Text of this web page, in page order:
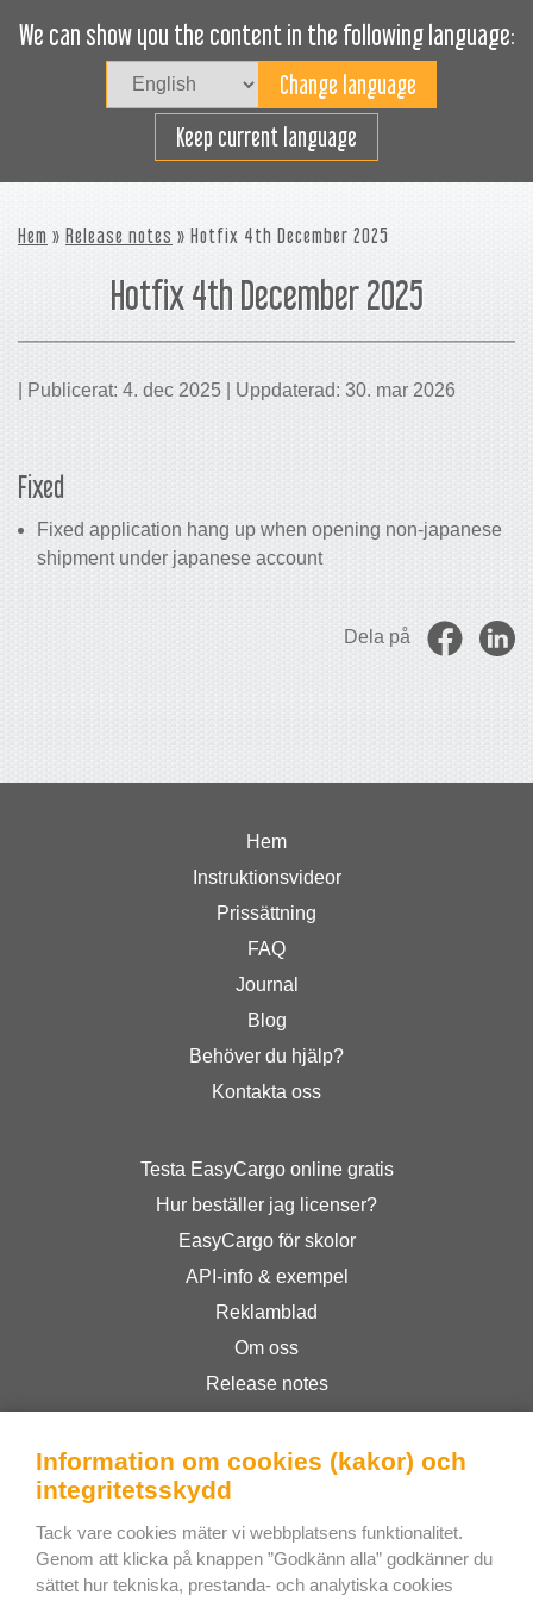
We can show you the content in the following language:
Keep current language
Lasta effektivt
Hem » Release notes » Hotfix 4th December 2025
Hotfix 4th December 2025
| Publicerat: 4. dec 2025 | Uppdaterad: 30. mar 2026
Fixed
Fixed application hang up when opening non-japanese
shipment under japanese account
Dela på
Hem
Instruktionsvideor
Prissättning
FAQ
Journal
Blog
Behöver du hjälp?
Kontakta oss
Testa EasyCargo online gratis
Hur beställer jag licenser?
EasyCargo för skolor
API-info & exempel
Reklamblad
Om oss
Release notes
Allmänna Villkor
Privacy Policy
Bee Interactive s.r.o.
Information om cookies (kakor) och
integritetsskydd
Tack vare cookies mäter vi webbplatsens funktionalitet.
Genom att klicka på knappen ”Godkänn alla” godkänner du
sättet hur tekniska, prestanda- och analytiska cookies